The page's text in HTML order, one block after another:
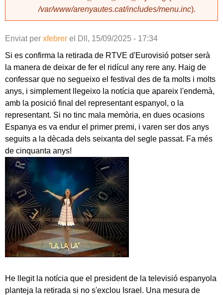
/var/www/arenyautes.cat/includes/menu.inc).
Enviat per xfebrer el
Dll, 15/09/2025 - 17:34
Si es confirma la retirada de RTVE d'Eurovisió potser serà
la manera de deixar de fer el ridícul any rere any. Haig de
confessar que no segueixo el festival des de fa molts i molts
anys, i simplement llegeixo la notícia que apareix l'endemà,
amb la posició final del representant espanyol, o la
representant. Si no tinc mala memòria, en dues ocasions
Espanya es va endur el primer premi, i varen ser dos anys
seguits a la dècada dels seixanta del segle passat. Fa més
de cinquanta anys!
He llegit la notícia que el president de la televisió espanyola
planteja la retirada si no s'exclou Israel. Una mesura de